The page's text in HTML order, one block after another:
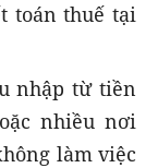
toán thuế tại
nhập từ tiền
nhiều nơi
làm việc